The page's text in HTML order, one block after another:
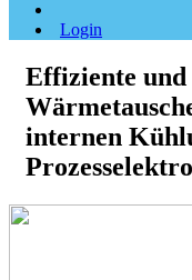
Login
Effiziente und
internen